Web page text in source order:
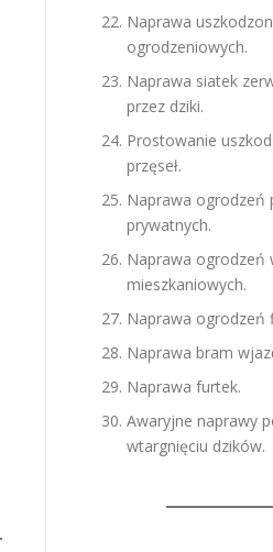
Naprawa
ogrodzeniowych.
Naprawa siatek
przez dziki.
Prostowanie
przęseł.
Naprawa ogrodzeń
prywatnych.
Naprawa ogrodzeń
mieszkaniowych.
Naprawa ogrodzeń
Naprawa bram
Naprawa furtek.
Awaryjne naprawy
wtargnięciu dzików.